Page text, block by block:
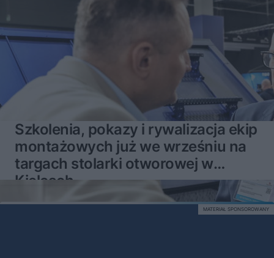
Szkolenia, pokazy i rywalizacja ekip
montażowych już we wrześniu na
targach stolarki otworowej w
Kielcach
MATERIAŁ SPONSOROWANY